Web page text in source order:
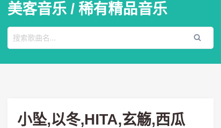
美客音乐 / 稀有精品音乐
小坠,以冬,HITA,玄觞,西瓜